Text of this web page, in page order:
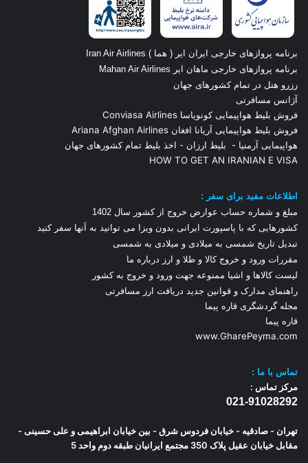
برنامه پروازهای خارجی ایران ایر ( هما ) Iran Air Airlines
برنامه پروازهای خارجی ماهان ایر Mahan Air Airlines
رزرو هتل در تمام کشورهای جهان
آژانس مسافرتی
فروش بلیط هواپیمایی کونویاسا Conviasa Airlines
فروش بلیط هواپیمایی آریانا افغان Ariana Afghan Airlines
هواپیمایی آرمنیا - بلیط ارزان - اخذ بلیط تمام کشورهای جهان
HOW TO GET AN IRANIAN E VISA
اطلاعات مفید برای سفر :
مبلغ و شماره حساب عوارض خروج از کشور سال 1 402
کشورهایی که با پاسپورت ایرانی بدون ویزا می توانید به آنها سفر کنید
تبدیل تاریخ شمسی به میلادی و میلادی به شمسی
مقررات ورود و خروج کالا و طلا و ارز درباره ما
لیست کالاها و اشیا ممنوعه جهت ورود و خروج به کشور
راهنمای مدارک و قوانین جدید دریافت ارز مسافرتی
مجله گردشگری قاره پیما
قاره پیما
www.GharePeyma.com
تماس با ما :
مرکز تماس :
021-91028292
تهران - صادقیه - خیابان فردوس شرق - بین خیابان ابراهیمی و علی حسینی -
مقابل خیابان عقیل پلاک 350 مجتمع ایرانیان طبقه دوم واحد 5